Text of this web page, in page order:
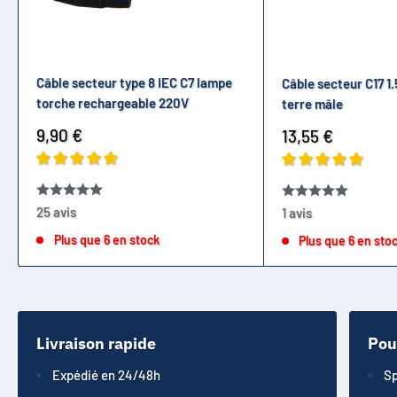
Câble secteur type 8 IEC C7 lampe
torche rechargeable 220V
Prix
réduit
9,90 €
25 avis
Plus que 6 en stock
Câble secteur C17
terre mâle
Prix
réduit
13,55 €
1 avis
Plus que 6 en
Livraison rapide
Expédié en 24/48h